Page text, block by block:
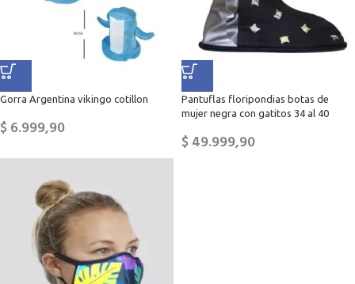
Gorra Argentina vikingo cotillon
$6.999,90
Pantuflas floripondias botas de
mujer negra con gatitos 34 al 40
$49.999,90